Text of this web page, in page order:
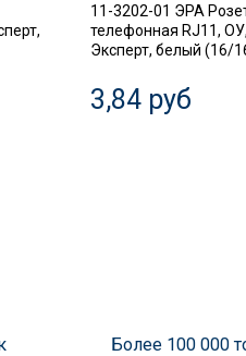
11-3202-01 ЭРА
телефонная RJ11,
Эксперт, белый (16/
3,84 руб
Более 100 000